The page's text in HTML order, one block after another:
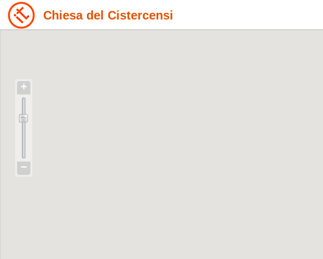
Chiesa del Cistercensi
+
−